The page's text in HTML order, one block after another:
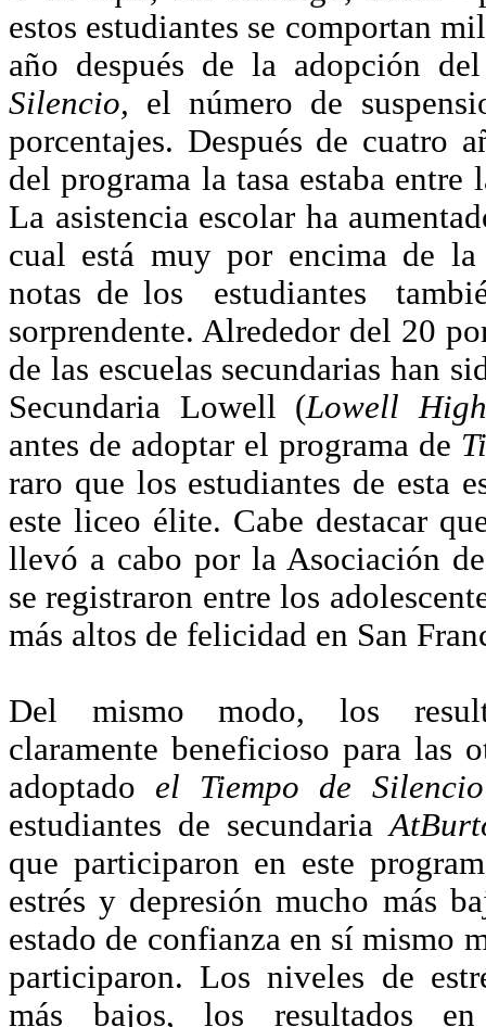
estos estudiantes se comportan
año después de la adopción
Silencio, el número de
porcentajes. Después de cuatro
del programa la tasa estaba entre
La asistencia escolar ha
cual está muy por encima de
notas de los estudiantes
sorprendente. Alrededor del 20
de las escuelas secundarias han
Secundaria Lowell (Lowell
antes de adoptar el programa de
raro que los estudiantes de esta
este liceo élite. Cabe destacar
llevó a cabo por la Asociación
se registraron entre los
más altos de felicidad en San
Del mismo modo, los
claramente beneficioso para las
adoptado el Tiempo de Silencio
estudiantes de secundaria
que participaron en este
estrés y depresión mucho más
estado de confianza en sí mismo
participaron. Los niveles de
más bajos, los resultados